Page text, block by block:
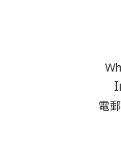
電